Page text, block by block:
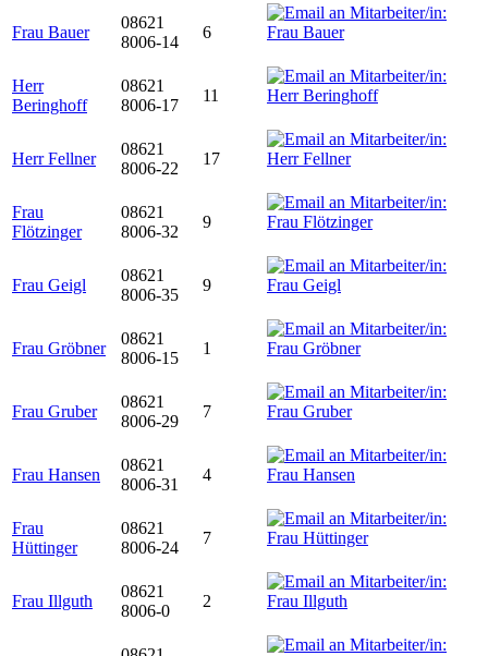
Frau Bauer
08621
8006-14
6
Herr
Beringhoff
08621
8006-17
11
Herr Fellner
08621
8006-22
17
Frau
Flötzinger
08621
8006-32
9
Frau Geigl
08621
8006-35
9
Frau Gröbner
08621
8006-15
1
Frau Gruber
08621
8006-29
7
Frau Hansen
08621
8006-31
4
Frau
Hüttinger
08621
8006-24
7
Frau Illguth
08621
8006-0
2